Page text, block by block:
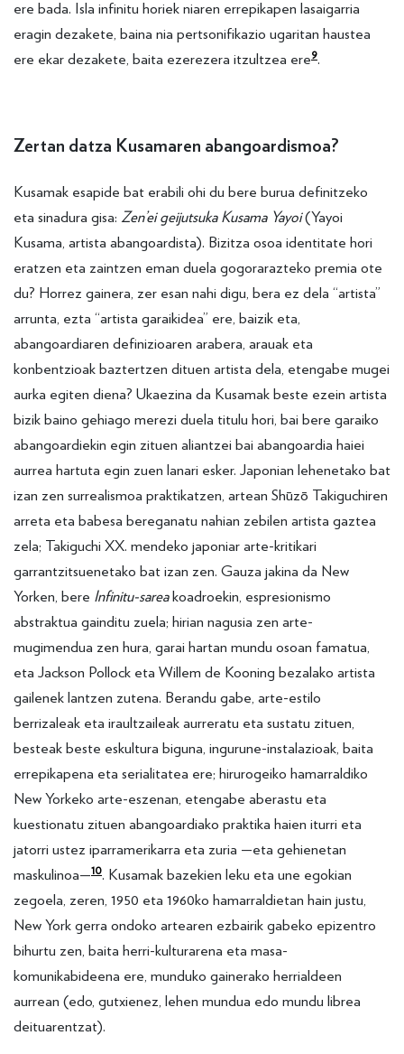
ere bada. Isla infinitu horiek niaren errepikapen lasaigarria
eragin dezakete, baina nia pertsonifikazio ugaritan haustea
ere ekar dezakete, baita ezerezera itzultzea ere9.
Zertan datza Kusamaren abangoardismoa?
Kusamak esapide bat erabili ohi du bere burua definitzeko
eta sinadura gisa: Zen’ei geijutsuka Kusama Yayoi(Yayoi
Kusama, artista abangoardista). Bizitza osoa identitate hori
eratzen eta zaintzen eman duela gogorarazteko premia ote
du? Horrez gainera, zer esan nahi digu, bera ez dela “artista”
arrunta, ezta “artista garaikidea” ere, baizik eta,
abangoardiaren definizioaren arabera, arauak eta
konbentzioak baztertzen dituen artista dela, etengabe mugei
aurka egiten diena? Ukaezina da Kusamak beste ezein artista
bizik baino gehiago merezi duela titulu hori, bai bere garaiko
abangoardiekin egin zituen aliantzei bai abangoardia haiei
aurrea hartuta egin zuen lanari esker. Japonian lehenetako bat
izan zen surrealismoa praktikatzen, artean Shūzō Takiguchiren
arreta eta babesa bereganatu nahian zebilen artista gaztea
zela; Takiguchi XX. mendeko japoniar arte-kritikari
garrantzitsuenetako bat izan zen. Gauza jakina da New
Yorken, bere Infinitu-sarea koadroekin, espresionismo
abstraktua gainditu zuela; hirian nagusia zen arte-
mugimendua zen hura, garai hartan mundu osoan famatua,
eta Jackson Pollock eta Willem de Kooning bezalako artista
gailenek lantzen zutena. Berandu gabe, arte-estilo
berrizaleak eta iraultzaileak aurreratu eta sustatu zituen,
besteak beste eskultura biguna, ingurune-instalazioak, baita
errepikapena eta serialitatea ere; hirurogeiko hamarraldiko
New Yorkeko arte-eszenan, etengabe aberastu eta
kuestionatu zituen abangoardiako praktika haien iturri eta
jatorri ustez iparramerikarra eta zuria —eta gehienetan
maskulinoa—10. Kusamak bazekien leku eta une egokian
zegoela, zeren, 1950 eta 1960ko hamarraldietan hain justu,
New York gerra ondoko artearen ezbairik gabeko epizentro
bihurtu zen, baita herri-kulturarena eta masa-
komunikabideena ere, munduko gainerako herrialdeen
aurrean (edo, gutxienez, lehen mundua edo mundu librea
deituarentzat).